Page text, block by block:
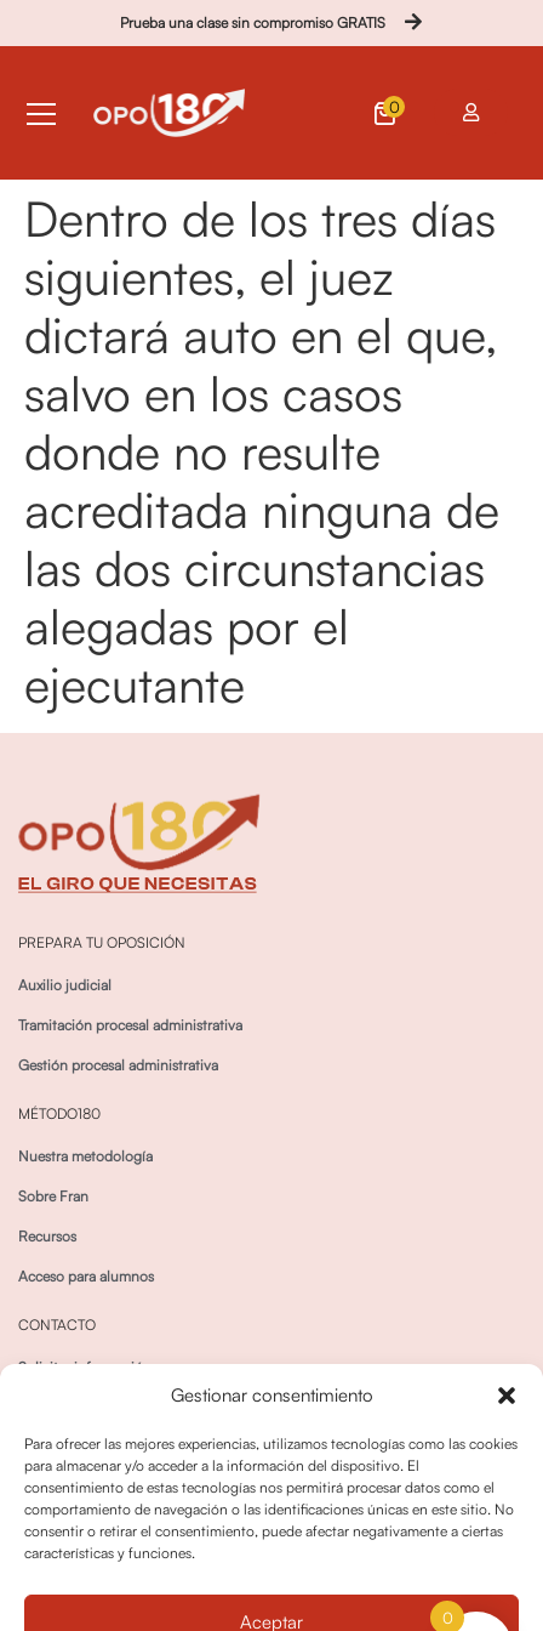
Gestionar consentimiento
Para ofrecer las mejores experiencias, utilizamos tecnologías como las cookies
para almacenar y/o acceder a la información del dispositivo. El
consentimiento de estas tecnologías nos permitirá procesar datos como el
comportamiento de navegación o las identificaciones únicas en este sitio. No
consentir o retirar el consentimiento, puede afectar negativamente a ciertas
características y funciones.
Aceptar
Prueba una clase sin compromiso GRATIS
0
Dentro de los tres días
siguientes, el juez
dictará auto en el que,
salvo en los casos
donde no resulte
acreditada ninguna de
las dos circunstancias
alegadas por el
ejecutante
PREPARA TU OPOSICIÓN
Auxilio judicial
Tramitación procesal administrativa
Gestión procesal administrativa
MÉTODO180
Nuestra metodología
Sobre Fran
Recursos
Acceso para alumnos
CONTACTO
Solicitar información
Política de cookies
0